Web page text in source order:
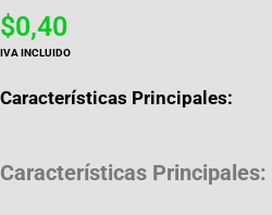
$0,40
IVA INCLUIDO
Características Principales:
Características Principales: